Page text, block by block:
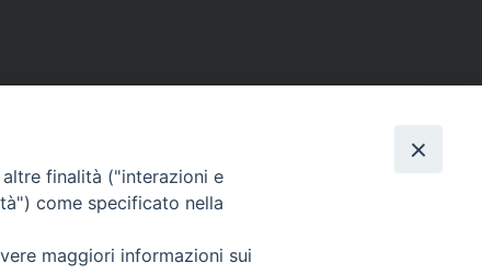
finalità ("interazioni e
come specificato nella
maggiori informazioni sui